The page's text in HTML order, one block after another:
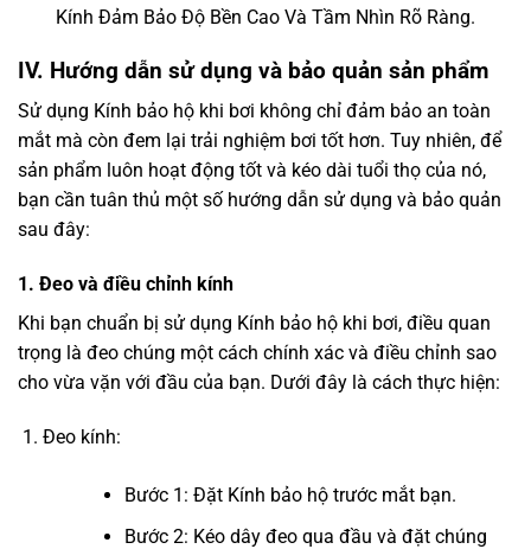
Kính Đảm Bảo Độ Bền Cao Và Tầm Nhìn Rõ Ràng.
IV. Hướng dẫn sử dụng và bảo quản sản phẩm
Sử dụng Kính bảo hộ khi bơi không chỉ đảm bảo an toàn
mắt mà còn đem lại trải nghiệm bơi tốt hơn. Tuy nhiên, để
sản phẩm luôn hoạt động tốt và kéo dài tuổi thọ của nó,
bạn cần tuân thủ một số hướng dẫn sử dụng và bảo quản
sau đây:
1. Đeo và điều chỉnh kính
Khi bạn chuẩn bị sử dụng Kính bảo hộ khi bơi, điều quan
trọng là đeo chúng một cách chính xác và điều chỉnh sao
cho vừa vặn với đầu của bạn. Dưới đây là cách thực hiện:
Đeo kính:
Bước 1: Đặt Kính bảo hộ trước mắt bạn.
Bước 2: Kéo dây đeo qua đầu và đặt chúng